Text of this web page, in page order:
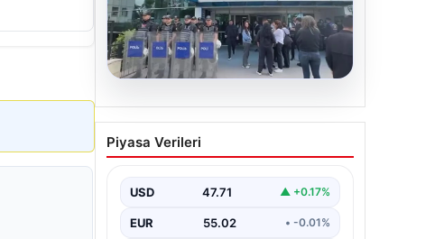
Avcılar Belediyesi’ne
operasyon. 12 şüpheli
Piyasa Verileri
USD 47.71 ▲ +0.17%
EUR 55.02 • -0.01%